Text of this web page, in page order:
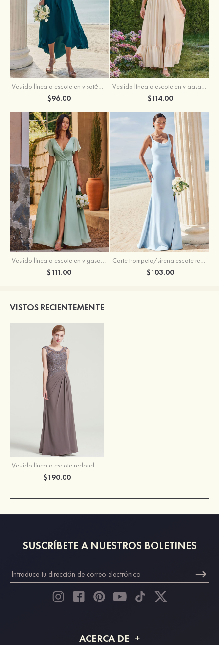
Vestido línea a escote en v satén elástico asimétrico vestido de dama de honor
$96.00
Vestido línea a escote en v gasa hasta el suelo vestido de dama de honor
$114.00
Vestido línea a escote en v gasa hasta el suelo vestido de dama de honor
$111.00
Corte trompeta/sirena escote redondo crepé elástico hasta el suelo vestido de dama de honor
$103.00
VISTOS RECIENTEMENTE
Vestido línea a escote redondo gasa hasta el suelo vestido de madrina
$190.00
SUSCRÍBETE A NUESTROS BOLETINES
ACERCA DE